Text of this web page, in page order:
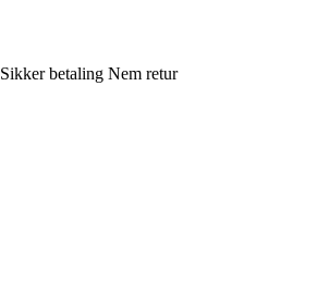
Sikker betaling Nem retur